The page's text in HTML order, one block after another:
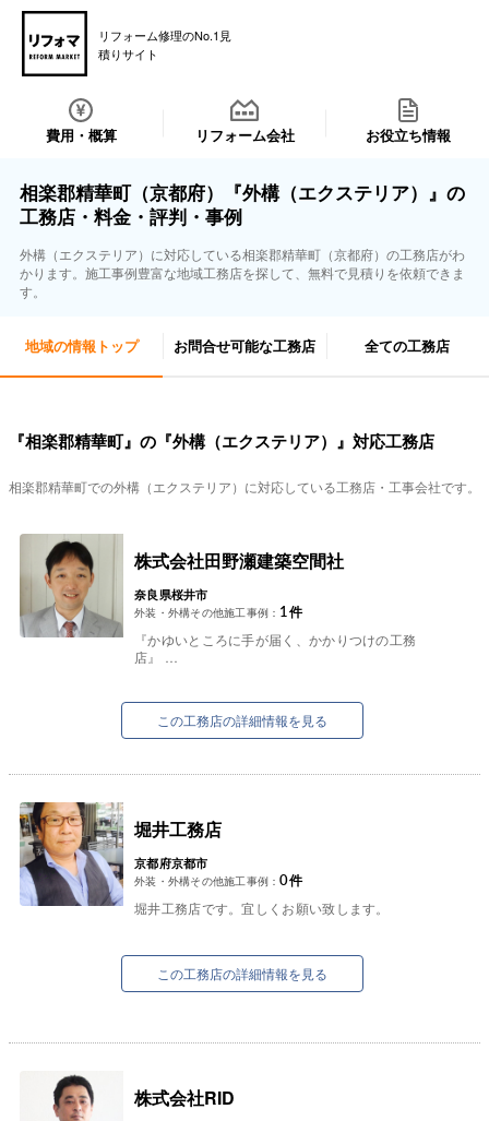
リフォーム修理のNo.1見
積りサイト
費用・概算 リフォーム会社 お役立ち情報
相楽郡精華町（京都府）『外構（エクステリア）』の
工務店・料金・評判・事例
外構（エクステリア）に対応している相楽郡精華町（京都府）の工務店がわ
かります。施工事例豊富な地域工務店を探して、無料で見積りを依頼できま
す。
地域の情報トップ お問合せ可能な工務店 全ての工務店
『相楽郡精華町』の『外構（エクステリア）』対応工務店
相楽郡精華町での外構（エクステリア）に対応している工務店・工事会社です。
株式会社田野瀬建築空間社
奈良県桜井市
外装・外構その他施工事例： 1件
『かゆいところに手が届く、かかりつけの工務
店』
お客様のご要望を大切に、安心、信頼、満足のい
くリフォーム...
この工務店の詳細情報を見る
堀井工務店
京都府京都市
外装・外構その他施工事例：0件
堀井工務店です。宜しくお願い致します。
この工務店の詳細情報を見る
株式会社RID